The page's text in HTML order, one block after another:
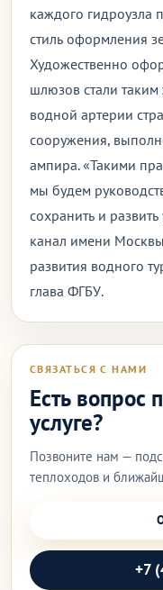
каждого гидроузла
стиль оформления
Художественно
шлюзов стали
водной артерии
сооружения,
ампира. «Такими
мы будем
сохранить и
канал имени
развития водного
глава ФГБУ.
СВЯЗАТЬСЯ С НАМИ
Есть вопрос
услуге?
Позвоните нам —
теплоходов и
+7